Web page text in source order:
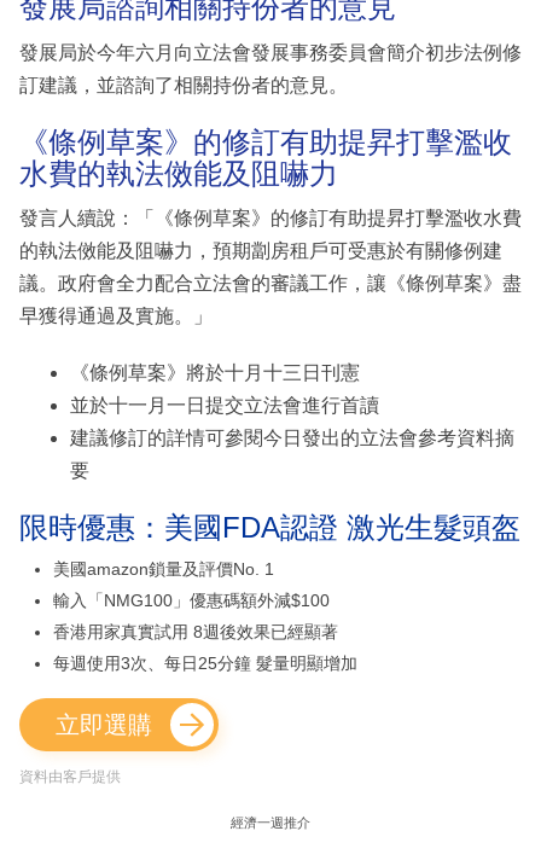
發展局諮詢相關持份者的意見
發展局於今年六月向立法會發展事務委員會簡介初步法例修
訂建議，並諮詢了相關持份者的意見。
《條例草案》的修訂有助提昇打擊濫收
水費的執法傚能及阻嚇力
發言人續說：「《條例草案》的修訂有助提昇打擊濫收水費
的執法傚能及阻嚇力，預期劏房租戶可受惠於有關修例建
議。政府會全力配合立法會的審議工作，讓《條例草案》盡
早獲得通過及實施。」
《條例草案》將於十月十三日刊憲
並於十一月一日提交立法會進行首讀
建議修訂的詳情可參閱今日發出的立法會參考資料摘
要
限時優惠：美國FDA認證 激光生髮頭盔
美國amazon鎖量及評價No. 1
輸入「NMG100」優惠碼額外減$100
香港用家真實試用 8週後效果已經顯著
每週使用3次、每日25分鐘 髮量明顯增加
立即選購
資料由客戶提供
經濟一週推介